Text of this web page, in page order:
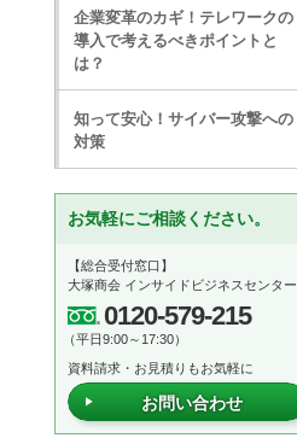
企業変革のカギ！テレワークの
導入で考えるべきポイントと
は？
知って安心！サイバー攻撃への
対策
お気軽にご相談ください。
【総合受付窓口】
大塚商会 インサイドビジネスセンター
0120-579-215
（平日9:00～17:30）
資料請求・お見積りもお気軽に
お問い合わせ